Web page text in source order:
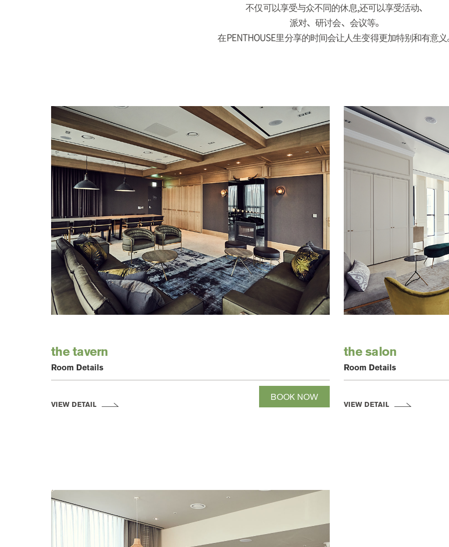
不仅可以享受与众不同的休息,还可以享受活动、
派对、研讨会、会议等。
在PENTHOUSE里分享的时间会让人生变得更加特别和有意
the tavern
Room Details
VIEW DETAIL
BOOK NOW
the salon
Room Details
VIEW DETAIL